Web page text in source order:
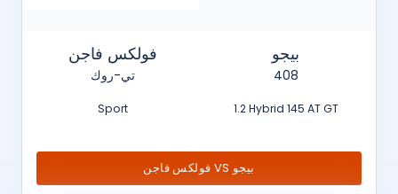
فولكس فاجن
تي-روك
Sport
بيجو
408
1.2 Hybrid 145 AT GT
فولكس فاجن VS بيجو